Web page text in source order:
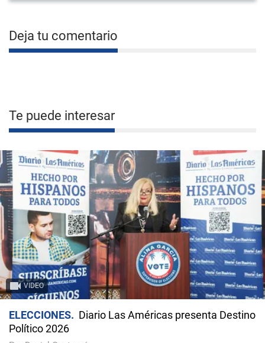
Deja tu comentario
Te puede interesar
VIDEO
ELECCIONES
Diario Las Américas presenta Destino
Político 2026